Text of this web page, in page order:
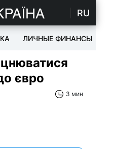
RU
ЛИЧНЫЕ ФИНАНСЫ
євро
3 мин